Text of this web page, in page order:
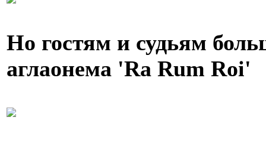
Но гостям и судьям
аглаонема 'Ra Rum Roi'